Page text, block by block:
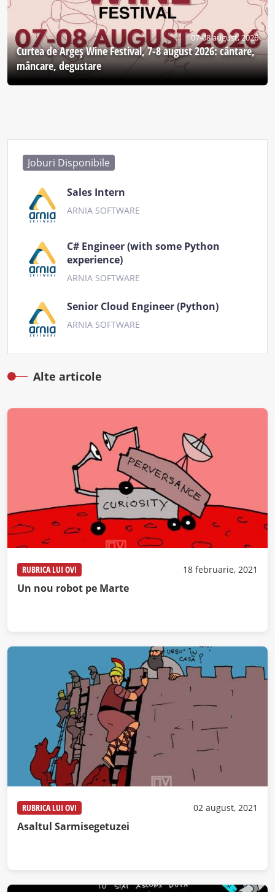
07-08 august, 2026
Curtea de Argeş Wine Festival, 7-8 august 2026: cântare,
mâncare, degustare
Joburi Disponibile
Sales Intern
ARNIA SOFTWARE
C# Engineer (with some Python
experience)
ARNIA SOFTWARE
Senior Cloud Engineer (Python)
ARNIA SOFTWARE
Alte articole
RUBRICA LUI OVI 18 februarie, 2021
Un nou robot pe Marte
RUBRICA LUI OVI 02 august, 2021
Asaltul Sarmisegetuzei